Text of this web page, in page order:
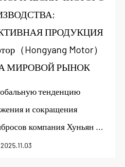
ПРОДУКЦИЯ
（Hongyang Motor）
МИРОВОЙ РЫНОК
тенденцию
и сокращения
компания Хуньян ...
2025.11.03